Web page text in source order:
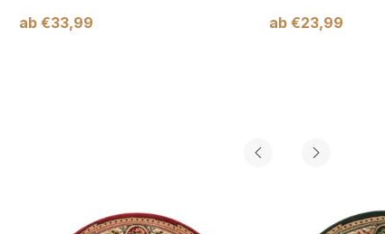
ab €33,99
ab €23,99